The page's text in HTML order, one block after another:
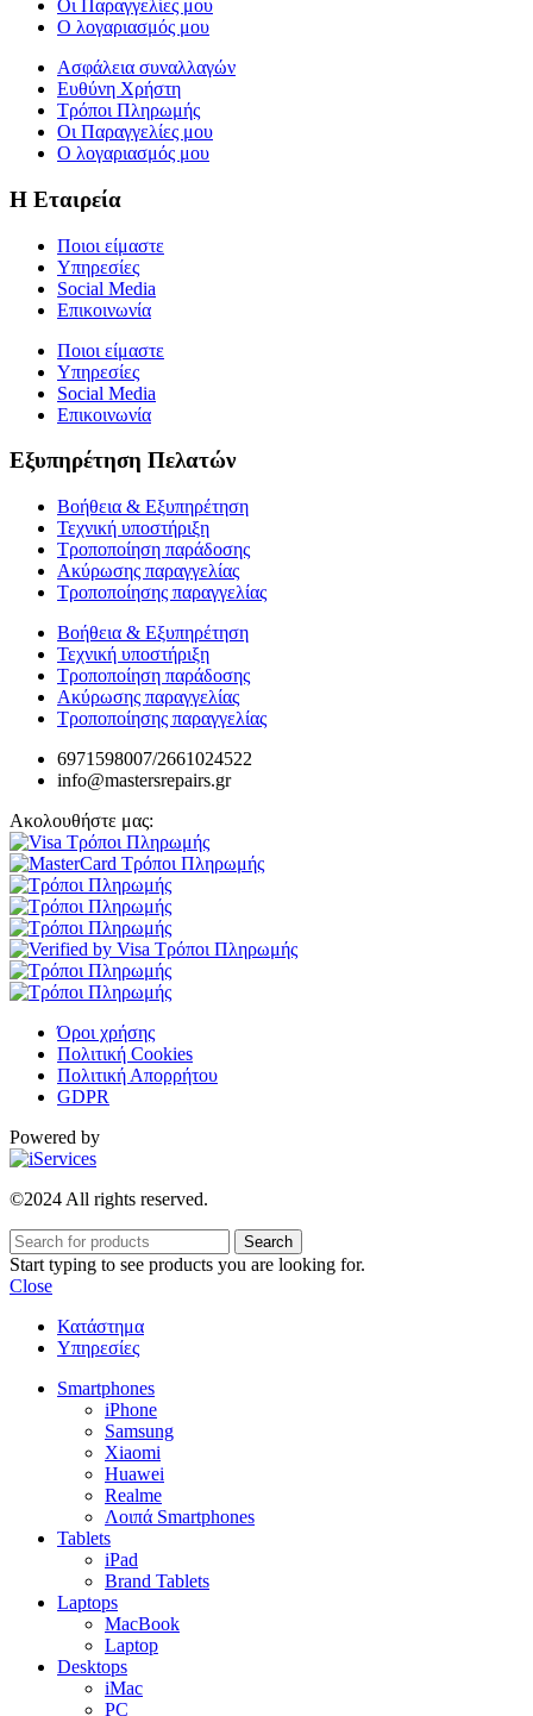
Οι Παραγγελίες μου
Ο λογαριασμός μου
Ασφάλεια συναλλαγών
Ευθύνη Χρήστη
Τρόποι Πληρωμής
Οι Παραγγελίες μου
Ο λογαριασμός μου
Η Εταιρεία
Ποιοι είμαστε
Υπηρεσίες
Social Media
Επικοινωνία
Ποιοι είμαστε
Υπηρεσίες
Social Media
Επικοινωνία
Εξυπηρέτηση Πελατών
Βοήθεια & Εξυπηρέτηση
Τεχνική υποστήριξη
Τροποποίηση παράδοσης
Ακύρωσης παραγγελίας
Τροποποίησης παραγγελίας
Βοήθεια & Εξυπηρέτηση
Τεχνική υποστήριξη
Τροποποίηση παράδοσης
Ακύρωσης παραγγελίας
Τροποποίησης παραγγελίας
6971598007/2661024522
info@mastersrepairs.gr
Ακολουθήστε μας:
Όροι χρήσης
Πολιτική Cookies
Πολιτική Απορρήτου
GDPR
Powered by
©2024 All rights reserved.
Search
Start typing to see products you are looking for.
Close
Κατάστημα
Υπηρεσίες
Smartphones
iPhone
Samsung
Xiaomi
Huawei
Realme
Λοιπά Smartphones
Tablets
iPad
Brand Tablets
Laptops
MacBook
Laptop
Desktops
iMac
PC